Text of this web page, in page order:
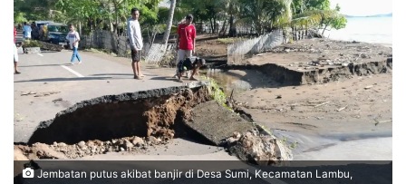
Jembatan putus akibat banjir di Desa Sumi, Kecamatan Lambu,